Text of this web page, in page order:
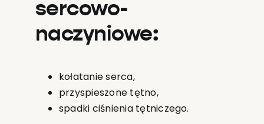
sercowo-
naczyniowe:
kołatanie serca,
przyspieszone tętno,
spadki ciśnienia tętniczego.